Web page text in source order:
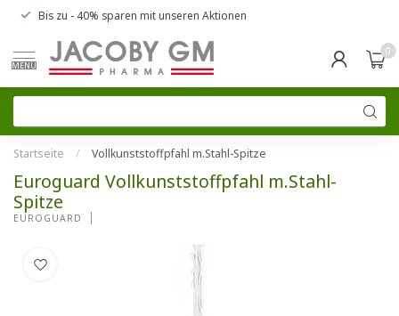
Bis zu - 40% sparen mit unseren Aktionen
MENU
0
Startseite / Vollkunststoffpfahl m.Stahl-Spitze
Euroguard Vollkunststoffpfahl m.Stahl-
Spitze
EUROGUARD